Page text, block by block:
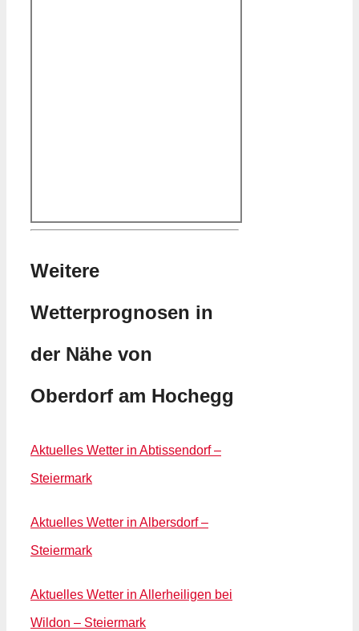
Weitere
Wetterprognosen in
der Nähe von
Oberdorf am Hochegg
Aktuelles Wetter in Abtissendorf –
Steiermark
Aktuelles Wetter in Albersdorf –
Steiermark
Aktuelles Wetter in Allerheiligen bei
Wildon – Steiermark